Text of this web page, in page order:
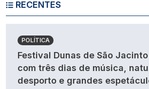
RECENTES
POLÍTICA
Festival Dunas de São
com três dias de música,
desporto e grandes